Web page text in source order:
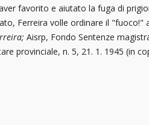
favorito e aiutato la fuga di
Ferreira volle ordinare il "fuoco!"
Aisrp, Fondo Sentenze
provinciale, n. 5, 21. 1. 1945 (in